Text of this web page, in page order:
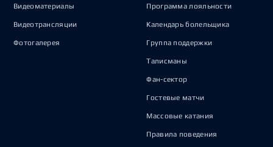
Видеоматериалы
Видеотрансляции
Фотогалерея
Программа лояльности
Календарь болельщика
Группа поддержки
Талисманы
Фан-сектор
Гостевые матчи
Массовые катания
Правила поведения